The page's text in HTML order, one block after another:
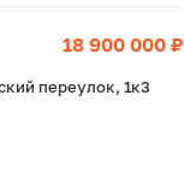
18 900 000 ₽
переулок, 1к3